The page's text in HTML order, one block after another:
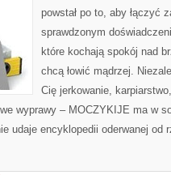
powstał po to, aby łączyć
sprawdzonym
które kochają spokój nad
chcą łowić mądrzej.
Cię jerkowanie,
wyprawy – MOCZYKIJE ma w
udaje encyklopedii oderwanej